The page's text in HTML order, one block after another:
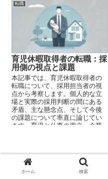
転職
育児休暇取得者の転職：採
用側の視点と課題
本記事では、育児休暇取得者の
転職について、採用担当者の視
点から考察します。個人的な立
場と実際の採用判断の間にある
矛盾、主な懸念点、そして今後
の課題について率直に論じてい
ます。育児と仕事の両立、企業
ホーム 検索